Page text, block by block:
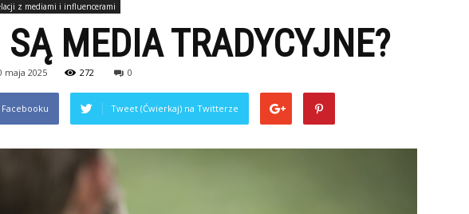
z mediami i influencerami
SĄ MEDIA TRADYCYJNE?
maja 2025 272 0
Tweet (Ćwierkaj) na Twitterze